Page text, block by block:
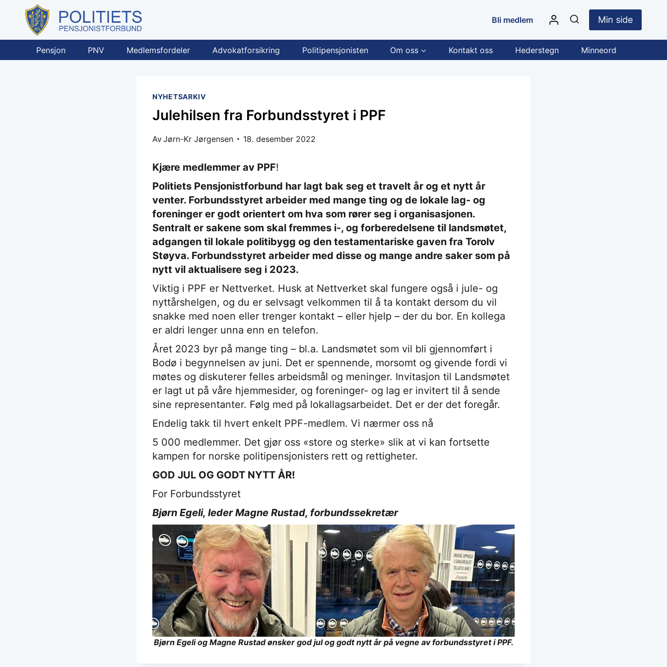
content
Bli medlem Min side
Pensjon PNV Medlemsfordeler Advokatforsikring Politipensjonisten Om oss Kontakt oss Hederstegn Minneord
NYHETSARKIV
Julehilsen fra Forbundsstyret i PPF
AvJørn-Kr Jørgensen 18. desember 2022
Kjære medlemmer av PPF!
Politiets Pensjonistforbund har lagt bak seg et travelt år og et nytt år
venter. Forbundsstyret arbeider med mange ting og de lokale lag- og
foreninger er godt orientert om hva som rører seg i organisasjonen.
Sentralt er sakene som skal fremmes i-, og forberedelsene til landsmøtet,
adgangen til lokale politibygg og den testamentariske gaven fra Torolv
Støyva. Forbundsstyret arbeider med disse og mange andre saker som på
nytt vil aktualisere seg i 2023.
Viktig i PPF er Nettverket. Husk at Nettverket skal fungere også i jule- og
nyttårshelgen, og du er selvsagt velkommen til å ta kontakt dersom du vil
snakke med noen eller trenger kontakt – eller hjelp – der du bor. En kollega
er aldri lenger unna enn en telefon.
Året 2023 byr på mange ting – bl.a. Landsmøtet som vil bli gjennomført i
Bodø i begynnelsen av juni. Det er spennende, morsomt og givende fordi vi
møtes og diskuterer felles arbeidsmål og meninger. Invitasjon til Landsmøtet
er lagt ut på våre hjemmesider, og foreninger- og lag er invitert til å sende
sine representanter. Følg med på lokallagsarbeidet. Det er der det foregår.
Endelig takk til hvert enkelt PPF-medlem. Vi nærmer oss nå
5 000 medlemmer. Det gjør oss «store og sterke» slik at vi kan fortsette
kampen for norske politipensjonisters rett og rettigheter.
GOD JUL OG GODT NYTT ÅR!
For Forbundsstyret
Bjørn Egeli, leder Magne Rustad, forbundssekretær
Bjørn Egeli og Magne Rustad ønsker god jul og godt nytt år på vegne av forbundsstyret i PPF.